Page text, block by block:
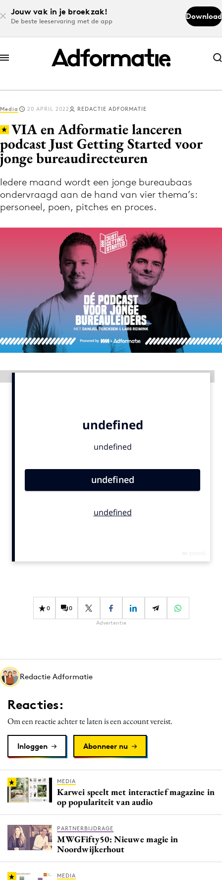
Jouw vak in je broekzak!
De beste leeservaring met de app
Download
Abonneer nu
Abonneer nu
Log in
Download de app
Volg het laatste nieuws via de Adformatie
Nieuws app
9 sept: GenAI-training
12 nov: MarketingLive!
Adverteren
Events
Vacatures
Campagnes
Design
Gedragsverandering
Media
PR
Programmatic
Purpose Marketing
Reputatie & crisis
Media 20 APRIL 2022 REDACTIE ADFORMATIE
VIA en Adformatie lanceren
podcast Just Getting Started voor
jonge bureaudirecteuren
Iedere maand wordt een jonge bureaubaas
ondervraagd aan de hand van vier thema’s:
personeel, poen, pitches en proces.
0 0
Advertentie
Redactie Adformatie
Reacties:
Om een reactie achter te laten is een account vereist.
Inloggen Abonneer nu
MEDIA
Karwei speelt met interactief magazine in
op populariteit van audio
PARTNERBIJDRAGE
MWGFifty50: Nieuwe magie in
Noordwijkerhout
MEDIA